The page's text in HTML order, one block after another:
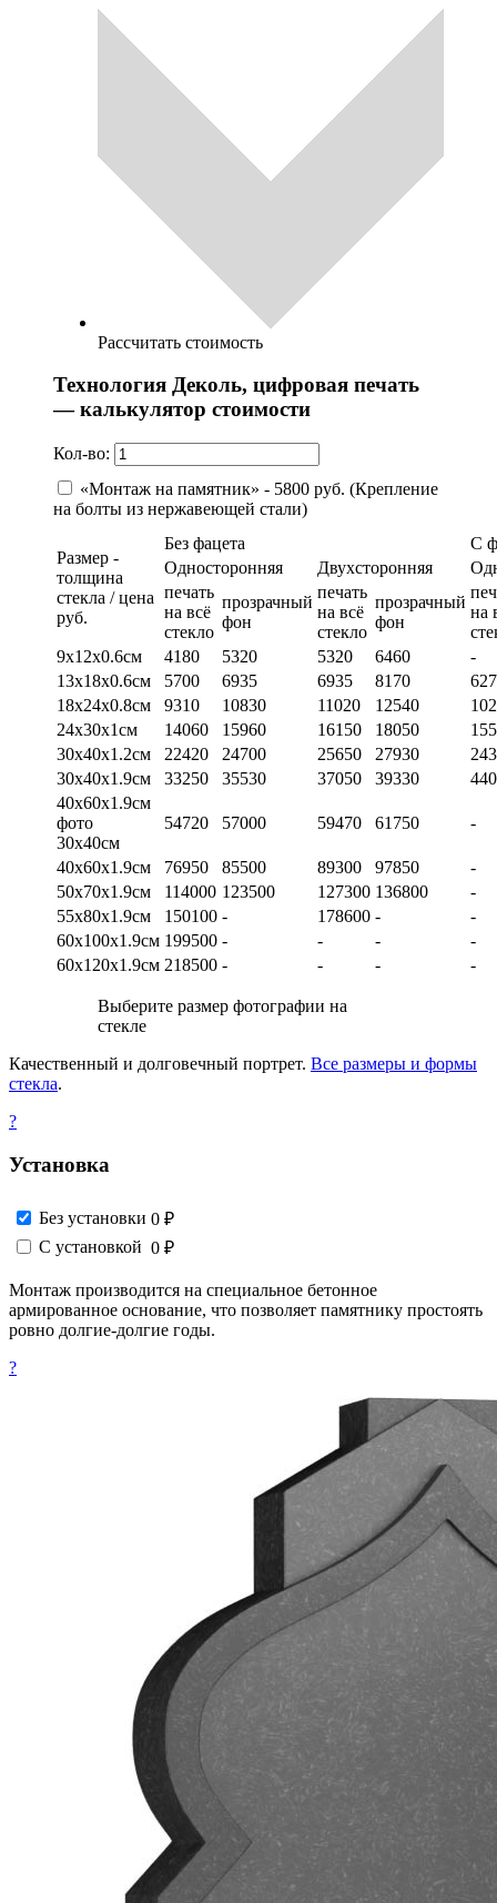
Рассчитать стоимость
Технология Деколь, цифровая печать
— калькулятор стоимости
Кол-во:
«Монтаж на памятник» - 5800 руб. (Крепление
на болты из нержавеющей стали)
Размер -
толщина
стекла / цена
руб.
Без фацета
С
Односторонняя
Двухсторонняя
печать
на всё
стекло
прозрачный
фон
печать
на всё
стекло
прозрачный
фон
на
9х12х0.6см
4180 5320 5320 6460
-
13х18х0.6см
5700 6935 6935 8170
18х24х0.8см
9310 10830 11020 12540
24х30х1см
14060 15960 16150 18050
30х40х1.2см
22420 24700 25650 27930
30х40х1.9см
33250 35530 37050 39330
40х60х1.9см
фото
30х40см
54720 57000 59470 61750 -
40х60х1.9см 76950 85500 89300 97850
-
50х70х1.9см
114000 123500 127300 136800
-
55х80х1.9см
150100 - 178600 -
-
60х100х1.9см 199500 - - -
-
60х120х1.9см 218500 - - - -
Выберите размер фотографии на
стекле
Качественный и долговечный портрет. Все размеры и формы
стекла.
?
Установка
Без установки 0 ₽
С установкой 0 ₽
Монтаж производится на специальное бетонное
армированное основание, что позволяет памятнику простоять
ровно долгие-долгие годы.
?